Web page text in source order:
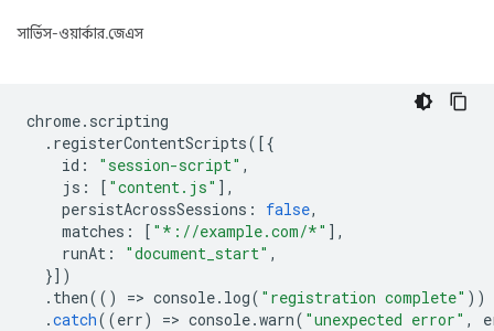
সার্ভিস-ওয়ার্কার.জেএস
chrome. scripting
. registerContentScripts([{
id : "session-script" ,
js : [ "content.js" ],
persistAcrossSessions : false,
matches : [ "*://example.com/*" ],
runAt : "document_start" ,
}])
. then(() => console. log( "registration complete" ))
.catch((err) => console.warn( "unexpected error" ,